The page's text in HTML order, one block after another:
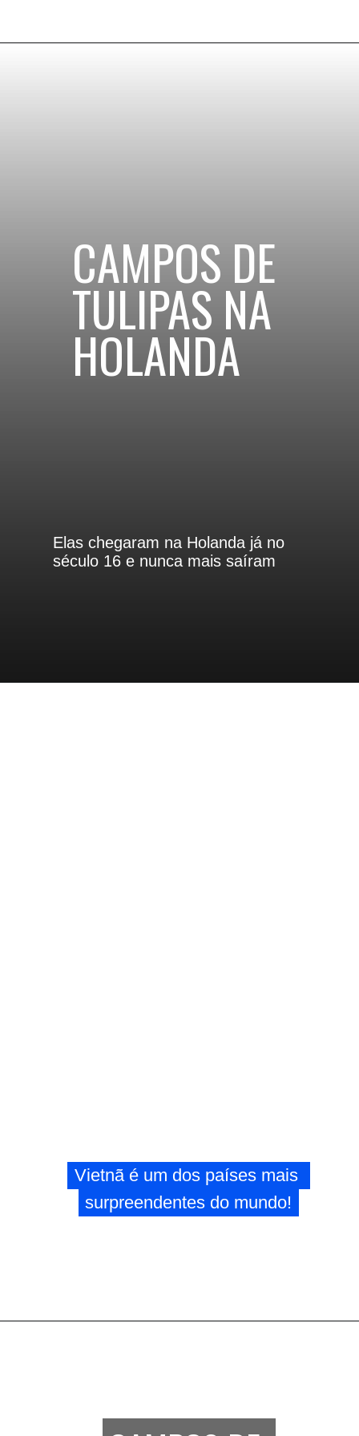
CAMPOS DE
TULIPAS NA
HOLANDA
Elas chegaram na Holanda já no
século 16 e nunca mais saíram
Vietnã é um dos países mais
surpreendentes do mundo!
Vietnã é um dos países mais
surpreendentes do mundo!